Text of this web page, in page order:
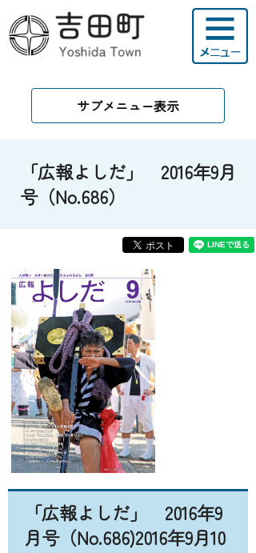
サブメニュー表示
「広報よしだ」 2016年9月
号（No.686）
「広報よしだ」 2016年9
月号（No.686)2016年9月10